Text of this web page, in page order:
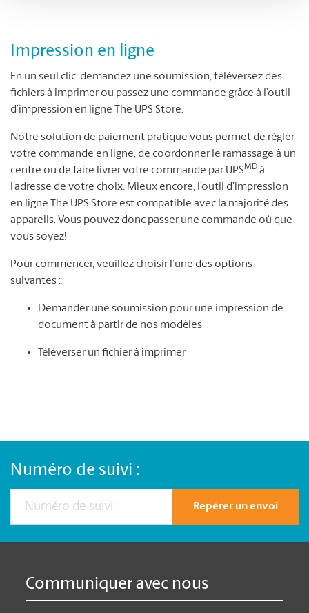
Impression en ligne
En un seul clic, demandez une soumission, téléversez des
fichiers à imprimer ou passez une commande grâce à l’outil
d’impression en ligne The UPS Store.
Notre solution de paiement pratique vous permet de régler
votre commande en ligne, de coordonner le ramassage à un
centre ou de faire livrer votre commande par UPSMD à
l’adresse de votre choix. Mieux encore, l’outil d’impression
en ligne The UPS Store est compatible avec la majorité des
appareils. Vous pouvez donc passer une commande où que
vous soyez!
Pour commencer, veuillez choisir l’une des options
suivantes :
Demander une soumission pour une impression de
document à partir de nos modèles
Téléverser un fichier à imprimer
Numéro de suivi :
Repérer un envoi
Communiquer avec nous